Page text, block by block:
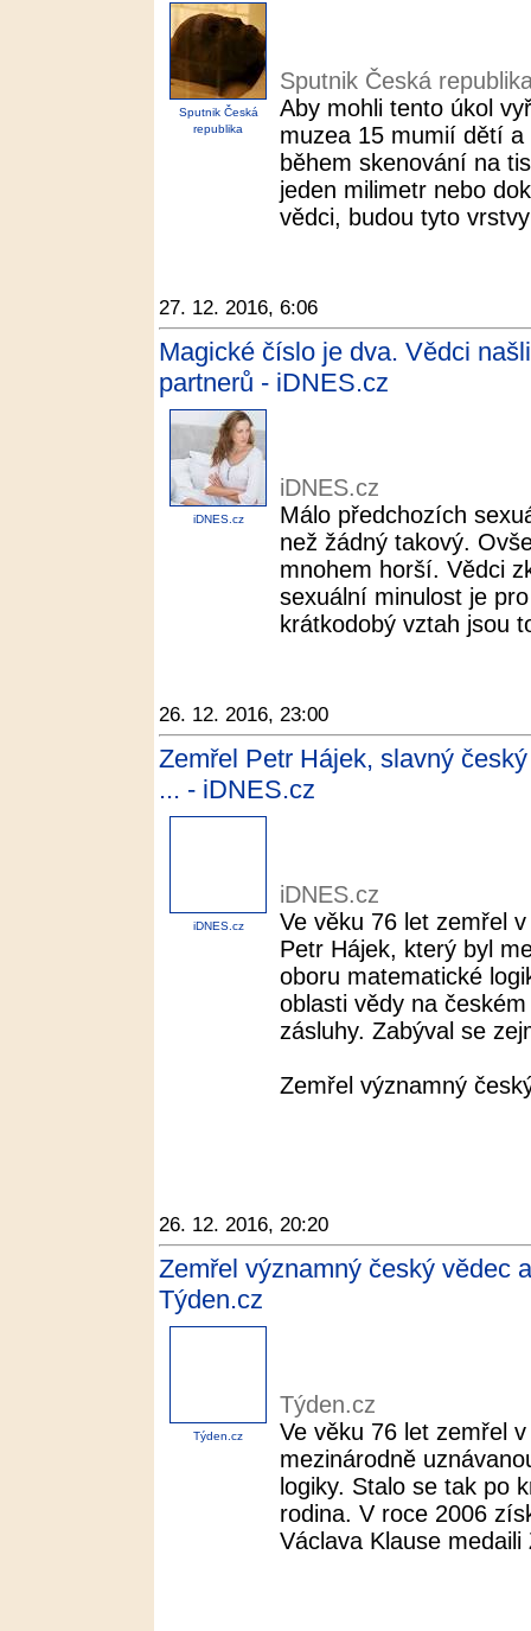
Sputnik Česká
republika
Sputnik Česká
Aby mohli tento úkol
muzea 15 mumií dětí a
během skenování na
jeden milimetr nebo
vědci, budou tyto
27. 12. 2016, 6:06
Magické číslo je dva. Vědci
partnerů - iDNES.cz
iDNES.cz
iDNES.cz
Málo předchozích
než žádný takový.
mnohem horší. Vědci
sexuální minulost je
krátkodobý vztah jsou
26. 12. 2016, 23:00
Zemřel Petr Hájek, slavný
... - iDNES.cz
iDNES.cz
iDNES.cz
Ve věku 76 let zemřel
Petr Hájek, který byl
oboru matematické
oblasti vědy na
zásluhy. Zabýval se
Zemřel významný
26. 12. 2016, 20:20
Zemřel významný český vědec
Týden.cz
Týden.cz
Týden.cz
Ve věku 76 let zemřel
mezinárodně
logiky. Stalo se tak po
rodina. V roce 2006
Václava Klause medaili